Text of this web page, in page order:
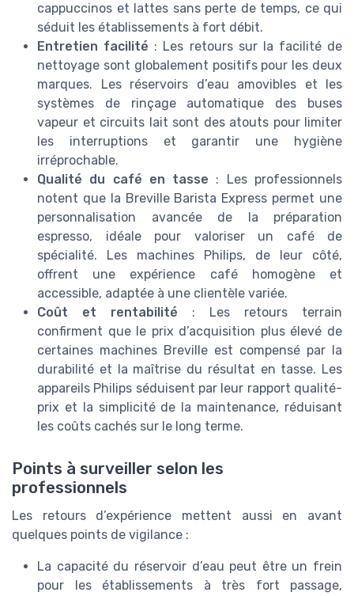
cappuccinos et lattes sans perte de temps, ce qui
séduit les établissements à fort débit.
Entretien facilité : Les retours sur la facilité de
nettoyage sont globalement positifs pour les deux
marques. Les réservoirs d’eau amovibles et les
systèmes de rinçage automatique des buses
vapeur et circuits lait sont des atouts pour limiter
les interruptions et garantir une hygiène
irréprochable.
Qualité du café en tasse : Les professionnels
notent que la Breville Barista Express permet une
personnalisation avancée de la préparation
espresso, idéale pour valoriser un café de
spécialité. Les machines Philips, de leur côté,
offrent une expérience café homogène et
accessible, adaptée à une clientèle variée.
Coût et rentabilité : Les retours terrain
confirment que le prix d’acquisition plus élevé de
certaines machines Breville est compensé par la
durabilité et la maîtrise du résultat en tasse. Les
appareils Philips séduisent par leur rapport qualité-
prix et la simplicité de la maintenance, réduisant
les coûts cachés sur le long terme.
Points à surveiller selon les
professionnels
Les retours d’expérience mettent aussi en avant
quelques points de vigilance :
La capacité du réservoir d’eau peut être un frein
pour les établissements à très fort passage,